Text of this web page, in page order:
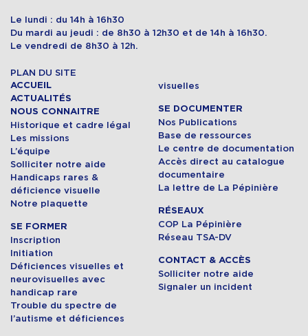
Le lundi : du 14h à 16h30
Du mardi au jeudi : de 8h30 à 12h30 et de 14h à 16h30.
Le vendredi de 8h30 à 12h.
PLAN DU SITE
ACCUEIL
ACTUALITÉS
NOUS CONNAITRE
Historique et cadre légal
Les missions
L’équipe
Solliciter notre aide
Handicaps rares &
déficience visuelle
Notre plaquette
SE FORMER
Inscription
Initiation
Déficiences visuelles et
neurovisuelles avec
handicap rare
Trouble du spectre de
l’autisme et déficiences
visuelles
SE DOCUMENTER
Nos Publications
Base de ressources
Le centre de documentation
Accès direct au catalogue
documentaire
La lettre de La Pépinière
RÉSEAUX
COP La Pépinière
Réseau TSA-DV
CONTACT & ACCÈS
Solliciter notre aide
Signaler un incident